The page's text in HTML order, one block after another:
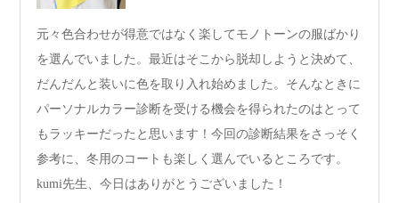
元々色合わせが得意ではなく楽してモノトーンの服ばかり
を選んでいました。最近はそこから脱却しようと決めて、
だんだんと装いに色を取り入れ始めました。そんなときに
パーソナルカラー診断を受ける機会を得られたのはとって
もラッキーだったと思います！今回の診断結果をさっそく
参考に、冬用のコートも楽しく選んでいるところです。
kumi先生、今日はありがとうございました！